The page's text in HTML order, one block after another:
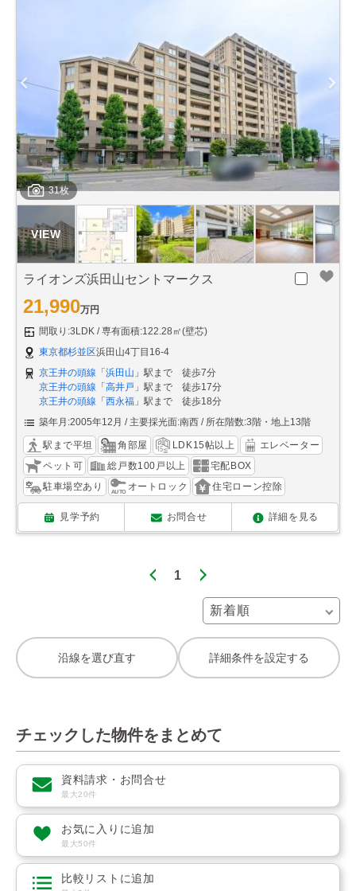
31枚
ライオンズ浜田山セントマークス
21,990万円
間取り:3LDK
専有面積:122.28㎡(壁芯)
東京都杉並区浜田山4丁目16-4
京王井の頭線 「 浜田山 」駅まで 徒歩7分
京王井の頭線 「 高井戸 」駅まで 徒歩17分
京王井の頭線 「 西永福 」駅まで 徒歩18分
築年月:2005年12月
主要採光面:南西 所在階数:3階・地上13階
駅まで平坦 角部屋 LDK15帖以上
エレベーター
ペット可
総戸数100戸以上
宅配BOX
駐車場空あり
オートロック 住宅ローン控除
見学予約 お問合せ 詳細を見る
1
沿線を選び直す 詳細条件を設定する
チェックした物件をまとめて
資料請求・お問合せ
最大20件
お気に入りに追加
最大50件
比較リストに追加